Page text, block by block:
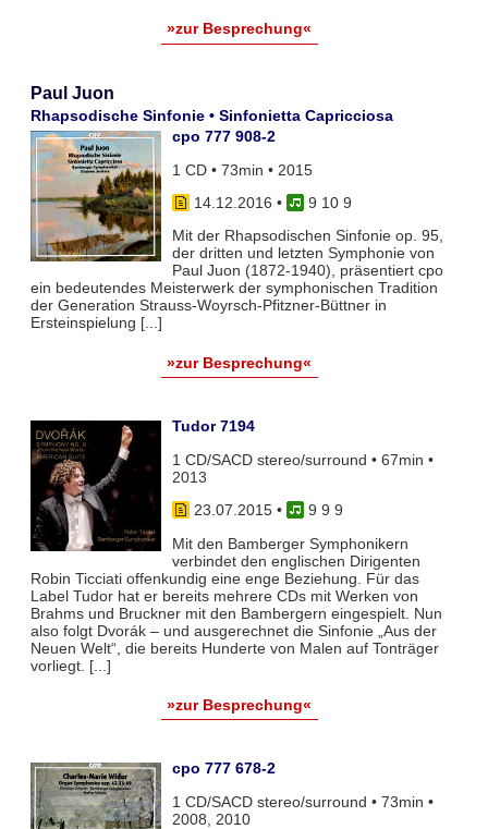
»zur Besprechung«
Paul Juon
Rhapsodische Sinfonie • Sinfonietta Capricciosa
cpo 777 908-2
1 CD • 73min • 2015
14.12.2016 •
9 10 9
Mit der Rhapsodischen Sinfonie op. 95,
der dritten und letzten Symphonie von
Paul Juon (1872-1940), präsentiert cpo
ein bedeutendes Meisterwerk der symphonischen Tradition
der Generation Strauss-Woyrsch-Pfitzner-Büttner in
Ersteinspielung [...]
»zur Besprechung«
Tudor 7194
1 CD/SACD stereo/surround • 67min •
2013
23.07.2015•
9 9 9
Mit den Bamberger Symphonikern
verbindet den englischen Dirigenten
Robin Ticciati offenkundig eine enge Beziehung. Für das
Label Tudor hat er bereits mehrere CDs mit Werken von
Brahms und Bruckner mit den Bambergern eingespielt. Nun
also folgt Dvorák – und ausgerechnet die Sinfonie „Aus der
Neuen Welt“, die bereits Hunderte von Malen auf Tonträger
vorliegt. [...]
»zur Besprechung«
cpo 777 678-2
1 CD/SACD stereo/surround • 73min •
2008, 2010